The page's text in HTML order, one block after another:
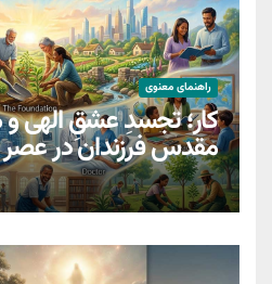
راهنمای معنوی
کار؛ تجسدِ عشقِ الهی
مقدسِ فرزندان در